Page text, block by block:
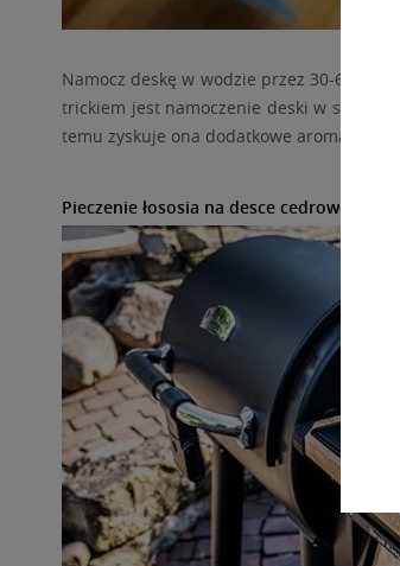
Namocz deskę w wodzie przez 30-60
trickiem jest namoczenie deski w soku
temu zyskuje ona dodatkowe aromaty.
Pieczenie łososia na desce cedrowej w